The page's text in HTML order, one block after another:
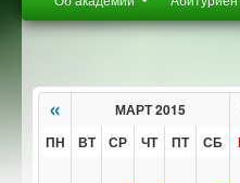
« МАРТ 2015
ПН ВТ СР ЧТ ПТ СБ